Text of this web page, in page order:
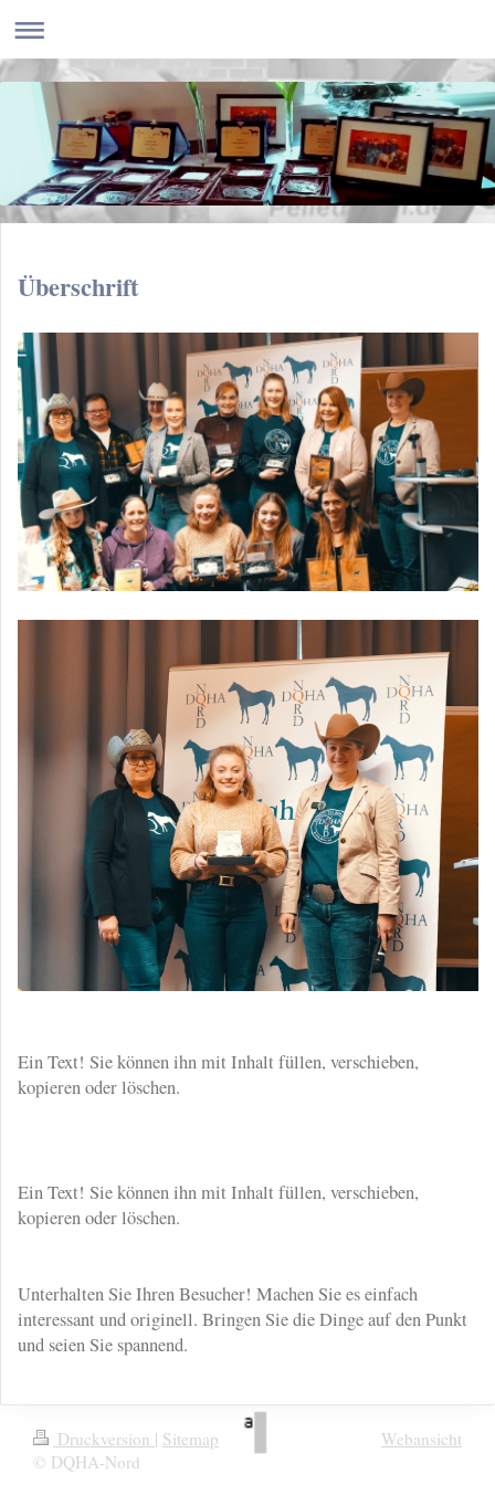
Überschrift
Ein Text! Sie können ihn mit Inhalt füllen, verschieben,
kopieren oder löschen.
Ein Text! Sie können ihn mit Inhalt füllen, verschieben,
kopieren oder löschen.
Unterhalten Sie Ihren Besucher! Machen Sie es einfach
interessant und originell. Bringen Sie die Dinge auf den Punkt
und seien Sie spannend.
Druckversion | Sitemap
© DQHA-Nord
Webansicht